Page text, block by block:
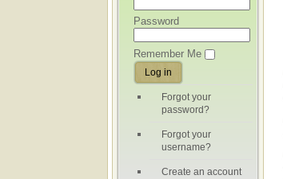
Password
Remember Me
Forgot your
password?
Forgot your
username?
Create an account